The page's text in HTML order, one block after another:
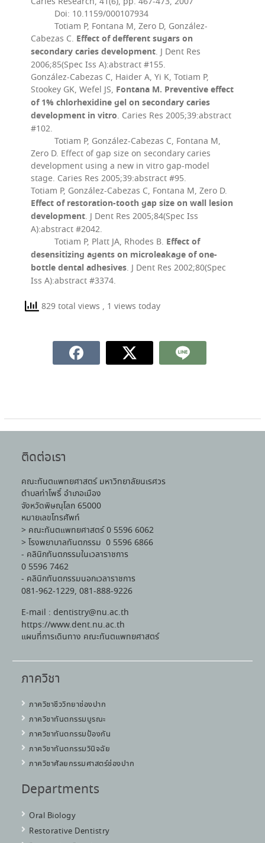
Doi: 10.1159/000107934
Totiam P, Fontana M, Zero D, González-
Cabezas C. Effect of defferent sugars on
secondary caries development. J Dent Res
2006;85(Spec Iss A):abstract #155.
González-Cabezas C, Haider A, Yi K, Totiam P,
Stookey GK, Wefel JS, Fontana M. Preventive effect
of 1% chlorhexidine gel on secondary caries
development in vitro. Caries Res 2005;39:abstract
#102.
Totiam P, González-Cabezas C, Fontana M,
Zero D. Effect of gap size on secondary caries
development using a new in vitro gap-model
stage. Caries Res 2005;39:abstract #95.
Totiam P, González-Cabezas C, Fontana M, Zero D.
Effect of restoration-tooth gap size on wall lesion
development. J Dent Res 2005;84(Spec Iss
A):abstract #2042.
Totiam P, Platt JA, Rhodes B. Effect of
desensitizing agents on microleakage of one-
bottle dental adhesives. J Dent Res 2002;80(Spec
Iss A):abstract #3374.
829 total views , 1 views today
ติดต่อเรา
คณะทันตแพทยศาสตร์ มหาวิทยาลัยนเรศวร
ตำบลท่าโพธิ์ อำเภอเมือง
จังหวัดพิษณุโลก 65000
หมายเลขโทรศัพท์
> คณะทันตแพทยศาสตร์ 0 5596 6062
> โรงพยาบาลทันตกรรม 0 5596 6866
- คลินิกทันตกรรมในเวลาราชการ
0 5596 7462
- คลินิกทันตกรรมนอกเวลาราชการ
081-962-1229, 081-888-9226
E-mail : dentistry@nu.ac.th
https://www.dent.nu.ac.th
แผนที่การเดินทาง คณะทันตแพทยศาสตร์
ภาควิชา
ภาควิชาชีววิทยาช่องปาก
ภาควิชาทันตกรรมบูรณะ
ภาควิชาทันตกรรมป้องกัน
ภาควิชาทันตกรรมวินิจฉัย
ภาควิชาศัลยกรรมศาสตร์ช่องปาก
Departments
Oral Biology
Restorative Dentistry